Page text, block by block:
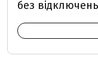
без